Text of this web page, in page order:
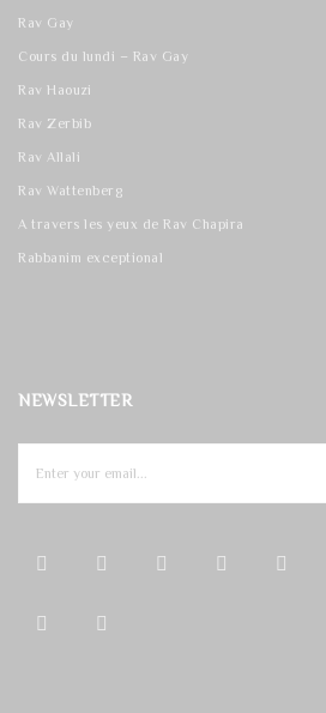
Rav Gay
Cours du lundi – Rav Gay
Rav Haouzi
Rav Zerbib
Rav Allali
Rav Wattenberg
A travers les yeux de Rav Chapira
Rabbanim exceptional
NEWSLETTER